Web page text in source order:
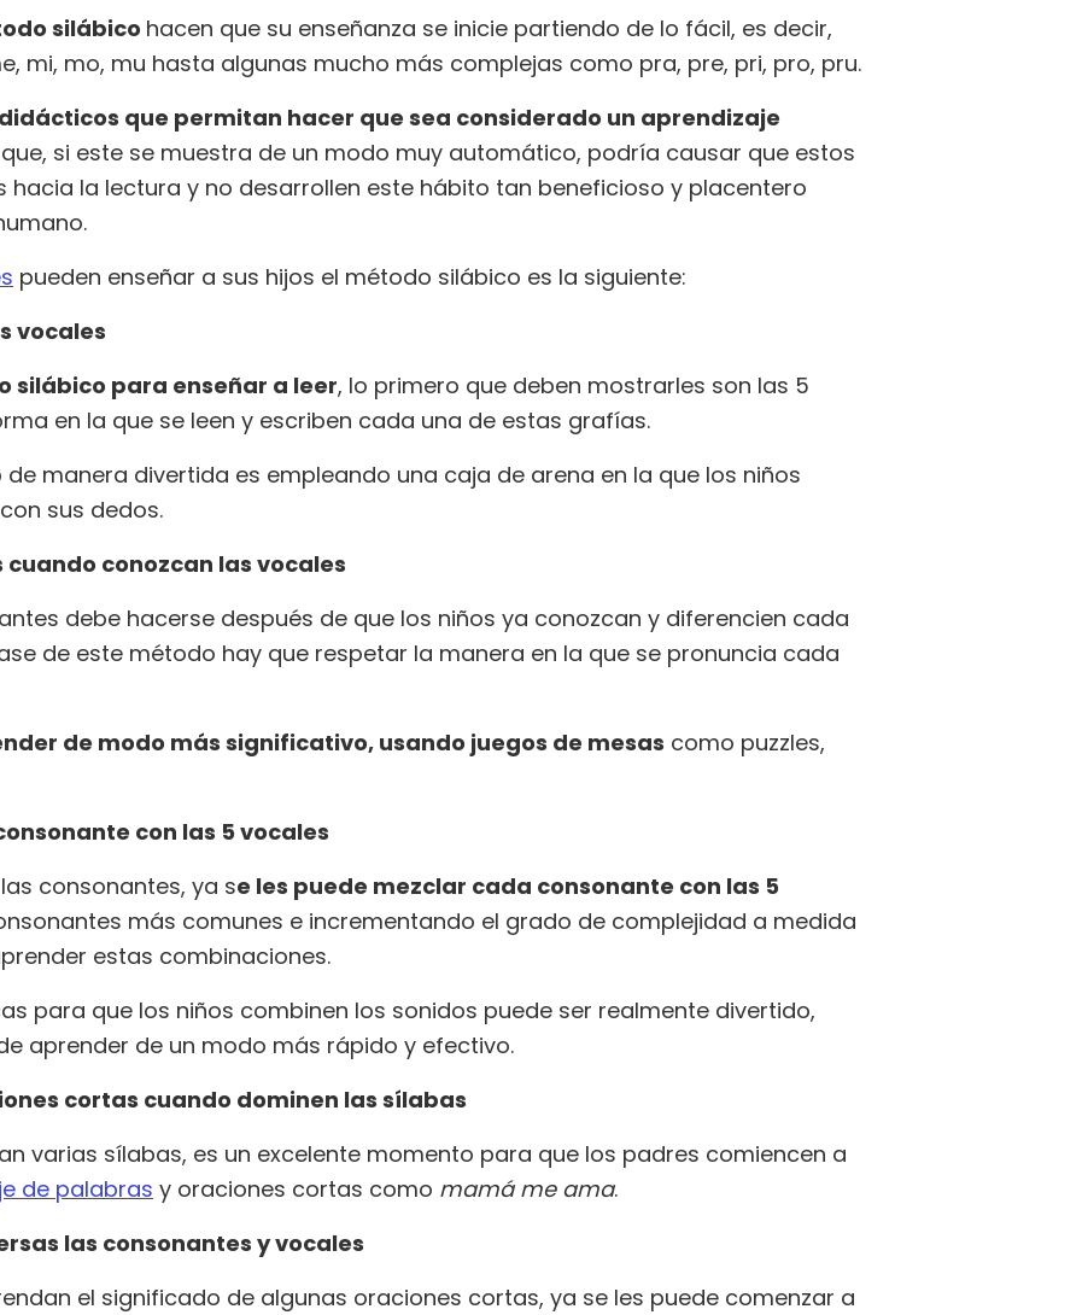
silábico hacen que su enseñanza se inicie partiendo de lo fácil, es decir,
mi, mo, mu hasta algunas mucho más complejas como pra, pre, pri, pro, pru.
que permitan hacer que sea considerado un aprendizaje
si este se muestra de un modo muy automático, podría causar que estos
hacia la lectura y no desarrollen este hábito tan beneficioso y placentero
pueden enseñar a sus hijos el método silábico es la siguiente:
vocales
silábico para enseñar a leer, lo primero que deben mostrarles son las 5
en la que se leen y escriben cada una de estas grafías.
manera divertida es empleando una caja de arena en la que los niños
sus dedos.
conozcan las vocales
debe hacerse después de que los niños ya conozcan y diferencien cada
de este método hay que respetar la manera en la que se pronuncia cada
de modo más significativo, usando juegos de mesas como puzzles,
con las 5 vocales
consonantes, ya se les puede mezclar cada consonante con las 5
más comunes e incrementando el grado de complejidad a medida
estas combinaciones.
para que los niños combinen los sonidos puede ser realmente divertido,
aprender de un modo más rápido y efectivo.
cortas cuando dominen las sílabas
varias sílabas, es un excelente momento para que los padres comiencen a
de palabras y oraciones cortas como mamá me ama.
las consonantes y vocales
el significado de algunas oraciones cortas, ya se les puede comenzar a